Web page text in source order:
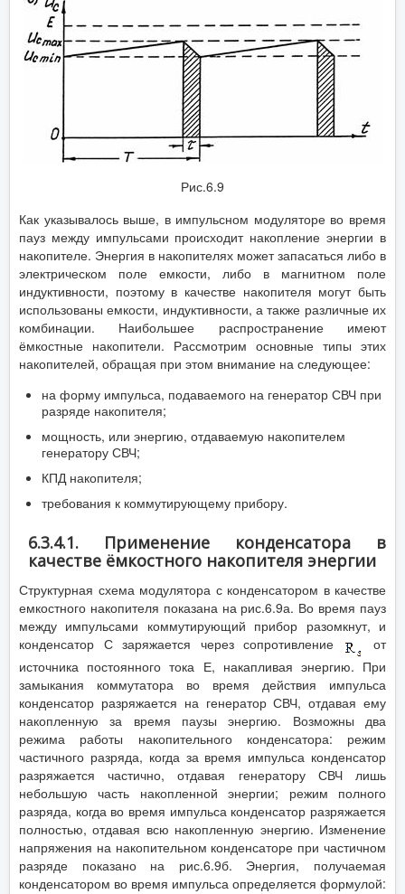
Рис.6.9
Как указывалось выше, в импульсном модуляторе во время
пауз между импульсами происходит накопление энергии в
накопителе. Энергия в накопителях может запасаться либо в
электрическом поле емкости, либо в магнитном поле
индуктивности, поэтому в качестве накопителя могут быть
использованы емкости, индуктивности, а также различные их
комбинации. Наибольшее распространение имеют
ёмкостные накопители. Рассмотрим основные типы этих
накопителей, обращая при этом внимание на следующее:
на форму импульса, подаваемого на генератор СВЧ при
разряде накопителя;
мощность, или энергию, отдаваемую накопителем
генератору СВЧ;
КПД накопителя;
требования к коммутирующему прибору.
6.3.4.1. Применение конденсатора в
качестве ёмкостного накопителя энергии
Структурная схема модулятора с конденсатором в качестве
емкостного накопителя показана на рис.6.9а. Во время пауз
между импульсами коммутирующий прибор разомкнут, и
конденсатор С заряжается через сопротивление
от
источника постоянного тока Е, накапливая энергию. При
замыкания коммутатора во время действия импульса
конденсатор разряжается на генератор СВЧ, отдавая ему
накопленную за время паузы энергию. Возможны два
режима работы накопительного конденсатора: режим
частичного разряда, когда за время импульса конденсатор
разряжается частично, отдавая генератору СВЧ лишь
небольшую часть накопленной энергии; режим полного
разряда, когда во время импульса конденсатор разряжается
полностью, отдавая всю накопленную энергию. Изменение
напряжения на накопительном конденсаторе при частичном
разряде показано на рис.6.9б. Энергия, получаемая
конденсатором во время импульса определяется формулой: